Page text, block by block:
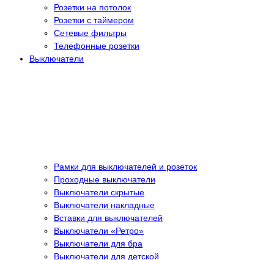
Розетки на потолок
Розетки с таймером
Сетевые фильтры
Телефонные розетки
Выключатели
Рамки для выключателей и розеток
Проходные выключатели
Выключатели скрытые
Выключатели накладные
Вставки для выключателей
Выключатели «Ретро»
Выключатели для бра
Выключатели для детской